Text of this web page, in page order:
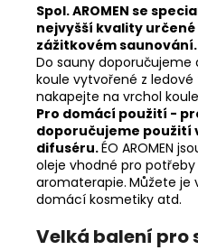
Spol. AROMEN se
nejvyšší kvality
zážitkovém saunování.
Do sauny doporučujeme
koule vytvořené z ledové
nakapejte na vrchol
Pro domácí použití -
doporučujeme použití
difuséru.ÉO AROMEN
oleje vhodné pro
aromaterapie. Můžete je
domácí kosmetiky atd.
Velká balení pro